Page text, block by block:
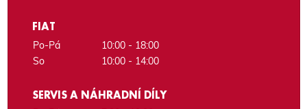
FIAT
Po-Pá
10:00 - 18:00
So
10:00 - 14:00
SERVIS A NÁHRADNÍ DÍLY